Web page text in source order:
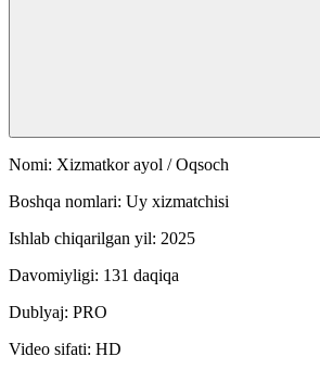
Nomi: Xizmatkor ayol / Oqsoch
Boshqa nomlari: Uy xizmatchisi
Ishlab chiqarilgan yil: 2025
Davomiyligi: 131 daqiqa
Dublyaj: PRO
Video sifati: HD